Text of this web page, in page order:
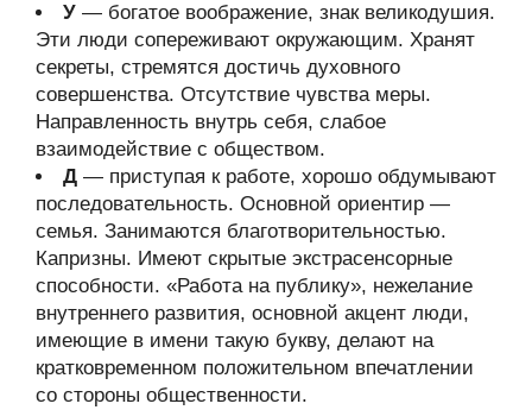
У — богатое воображение, знак великодушия.
Эти люди сопереживают окружающим. Хранят
секреты, стремятся достичь духовного
совершенства. Отсутствие чувства меры.
Направленность внутрь себя, слабое
взаимодействие с обществом.
Д — приступая к работе, хорошо обдумывают
последовательность. Основной ориентир —
семья. Занимаются благотворительностью.
Капризны. Имеют скрытые экстрасенсорные
способности. «Работа на публику», нежелание
внутреннего развития, основной акцент люди,
имеющие в имени такую букву, делают на
кратковременном положительном впечатлении
со стороны общественности.